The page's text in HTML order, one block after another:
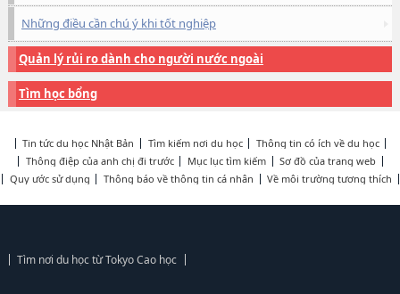
Những điều cần chú ý khi tốt nghiệp
Quản lý rủi ro dành cho người nước ngoài
Tìm học bổng
Tin tức du học Nhật Bản Tìm kiếm nơi du học
Thông tin có ích về du học
Thông điệp của anh chị đi trước
Mục lục tìm kiếm
Sơ đồ của trang web
Quy ước sử dụng
Thông báo về thông tin cá nhân Về môi trường tương thích
Tìm nơi du học từ Tokyo Cao học